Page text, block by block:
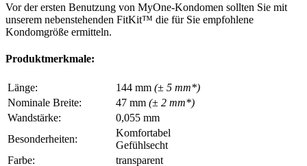
Vor der ersten Benutzung von MyOne-Kondomen sollten Sie mit
unserem nebenstehenden FitKit™ die für Sie empfohlene
Kondomgröße ermitteln.
Produktmerkmale:
Länge: 144 mm (± 5 mm*)
Nominale Breite:
47 mm (± 2 mm*)
Wandstärke:
0,055 mm
Besonderheiten:
Komfortabel
Gefühlsecht
Farbe:
transparent